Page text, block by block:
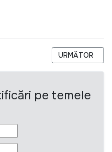
OF OPERATIONS. USAID-
ARTICOLUL
URMĂTOR
pe temele